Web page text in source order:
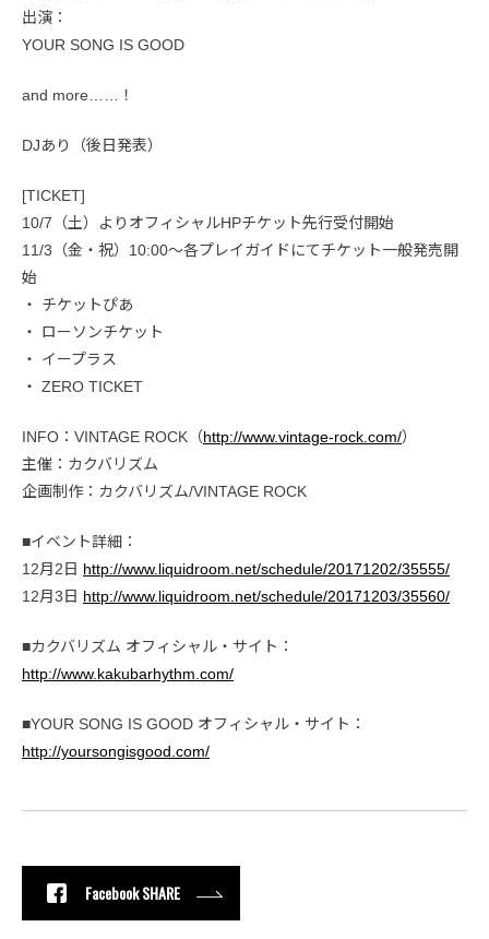
出演：
YOUR SONG IS GOOD
and more……！
DJあり（後日発表）
[TICKET]
10/7（土）よりオフィシャルHPチケット先行受付開始
11/3（金・祝）10:00〜各プレイガイドにてチケット一般発売開
始
・ チケットぴあ
・ ローソンチケット
・ イープラス
・ ZERO TICKET
INFO：VINTAGE ROCK（http://www.vintage-rock.com/）
主催：カクバリズム
企画制作：カクバリズム/VINTAGE ROCK
■イベント詳細：
12月2日 http://www.liquidroom.net/schedule/20171202/35555/
12月3日 http://www.liquidroom.net/schedule/20171203/35560/
■カクバリズム オフィシャル・サイト：
http://www.kakubarhythm.com/
■YOUR SONG IS GOOD オフィシャル・サイト：
http://yoursongisgood.com/
Facebook SHARE